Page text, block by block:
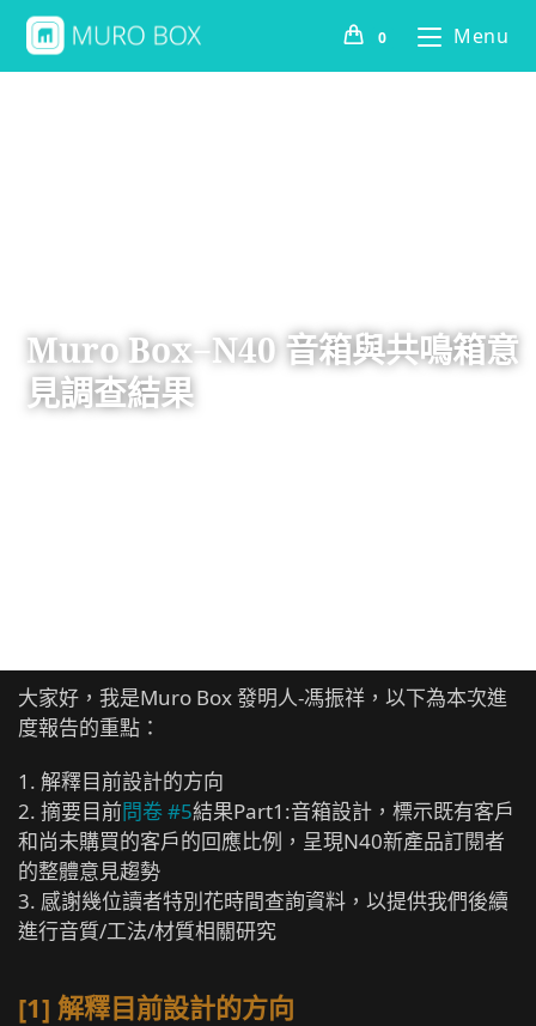
0 Menu
Muro Box−N40 音箱與共鳴箱意
見調查結果
大家好，我是Muro Box 發明人-馮振祥，以下為本次進
度報告的重點：
1. 解釋目前設計的方向
2. 摘要目前問卷 #5結果Part1:音箱設計，標示既有客戶
和尚未購買的客戶的回應比例，呈現N40新產品訂閱者
的整體意見趨勢
3. 感謝幾位讀者特別花時間查詢資料，以提供我們後續
進行音質/工法/材質相關研究
[1] 解釋目前設計的方向